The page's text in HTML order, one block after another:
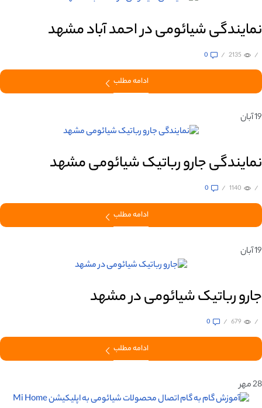
نمایندگی شیائومی در احمد آباد مشهد
/
2135
/
0
ادامه مطلب
19آبان
نمایندگی جارو رباتیک شیائومی مشهد
/
1140
/
0
ادامه مطلب
19آبان
جارو رباتیک شیائومی در مشهد
/
679
/
0
ادامه مطلب
28مهر